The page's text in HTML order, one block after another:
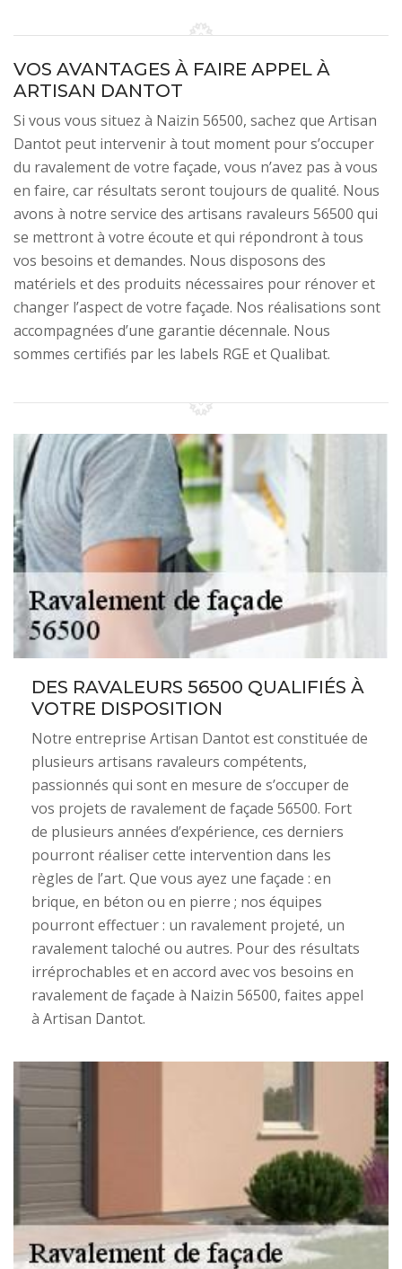
VOS AVANTAGES À FAIRE APPEL À
ARTISAN DANTOT
Si vous vous situez à Naizin 56500, sachez que Artisan
Dantot peut intervenir à tout moment pour s’occuper
du ravalement de votre façade, vous n’avez pas à vous
en faire, car résultats seront toujours de qualité. Nous
avons à notre service des artisans ravaleurs 56500 qui
se mettront à votre écoute et qui répondront à tous
vos besoins et demandes. Nous disposons des
matériels et des produits nécessaires pour rénover et
changer l’aspect de votre façade. Nos réalisations sont
accompagnées d’une garantie décennale. Nous
sommes certifiés par les labels RGE et Qualibat.
DES RAVALEURS 56500 QUALIFIÉS À
VOTRE DISPOSITION
Notre entreprise Artisan Dantot est constituée de
plusieurs artisans ravaleurs compétents,
passionnés qui sont en mesure de s’occuper de
vos projets de ravalement de façade 56500. Fort
de plusieurs années d’expérience, ces derniers
pourront réaliser cette intervention dans les
règles de l’art. Que vous ayez une façade : en
brique, en béton ou en pierre ; nos équipes
pourront effectuer : un ravalement projeté, un
ravalement taloché ou autres. Pour des résultats
irréprochables et en accord avec vos besoins en
ravalement de façade à Naizin 56500, faites appel
à Artisan Dantot.